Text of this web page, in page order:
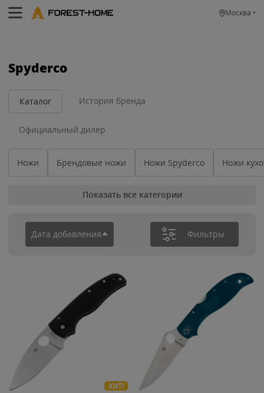
Москва
Spyderco
Каталог История бренда
Официальный дилер
Ножи Брендовые ножи Ножи Spyderco Ножи
Показать все категории
Дата добавления Фильтры
ХИТ!